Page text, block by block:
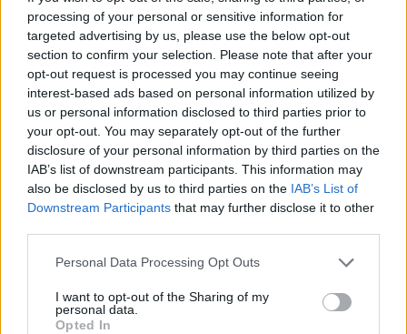
processing of your personal or sensitive information for
targeted advertising by us, please use the below opt-out
section to confirm your selection. Please note that after your
opt-out request is processed you may continue seeing
interest-based ads based on personal information utilized by
us or personal information disclosed to third parties prior to
your opt-out. You may separately opt-out of the further
disclosure of your personal information by third parties on the
IAB’s list of downstream participants. This information may
also be disclosed by us to third parties on the IAB’s List of
Downstream Participants that may further disclose it to other
Personal Data Processing Opt Outs
I want to opt-out of the Sharing of my
personal data.
Opted In
Presenze a
Quotazioni